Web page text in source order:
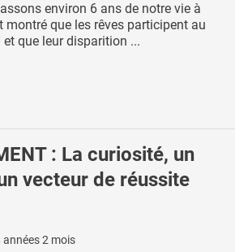
environ 6 ans de notre vie à
montré que les rêves participent au
que leur disparition ...
: La curiosité, un
vecteur de réussite
années 2 mois